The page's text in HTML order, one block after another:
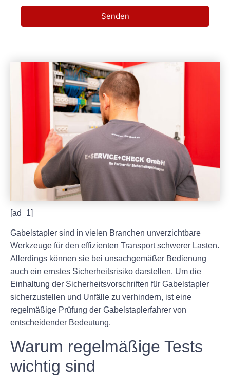
Senden
[ad_1]
Gabelstapler sind in vielen Branchen unverzichtbare
Werkzeuge für den effizienten Transport schwerer Lasten.
Allerdings können sie bei unsachgemäßer Bedienung
auch ein ernstes Sicherheitsrisiko darstellen. Um die
Einhaltung der Sicherheitsvorschriften für Gabelstapler
sicherzustellen und Unfälle zu verhindern, ist eine
regelmäßige Prüfung der Gabelstaplerfahrer von
entscheidender Bedeutung.
Warum regelmäßige Tests
wichtig sind